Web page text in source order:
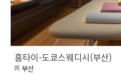
홈타이-도쿄스웨디시(부산)
부산